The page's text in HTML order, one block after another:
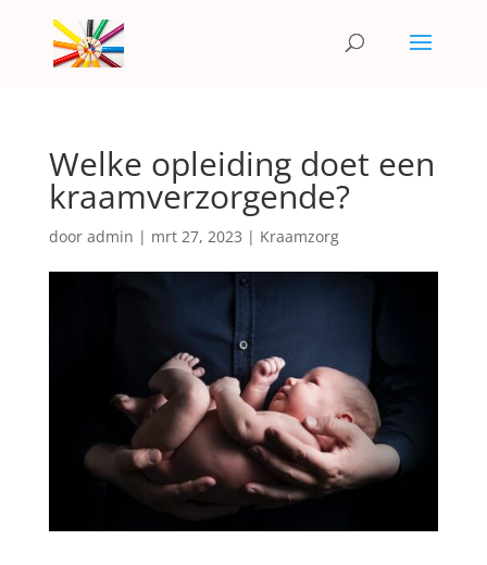
Welke opleiding doet een
kraamverzorgende?
door admin | mrt 27, 2023 | Kraamzorg